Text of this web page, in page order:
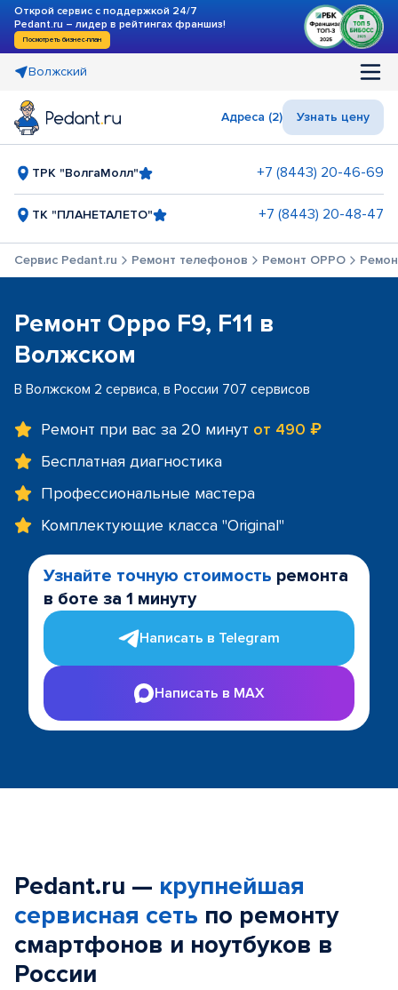
Открой сервис с поддержкой 24/7
Pedant.ru – лидер в рейтингах франшиз!
Посмотреть бизнес-план
Волжский
Адреса (2) Узнать цену
ТРК "ВолгаМолл" +7 (8443) 20-46-69
ТК "ПЛАНЕТАЛЕТО" +7 (8443) 20-48-47
Сервис Pedant.ru Ремонт телефонов Ремонт OPPO
Ремонт Oppo F9, F11 в
Волжском
В Волжском 2 сервиса, в России 707 сервисов
Ремонт при вас за 20 минут от 490 ₽
Бесплатная диагностика
Профессиональные мастера
Комплектующие класса "Original"
Узнайте точную стоимость ремонта
в боте за 1 минуту
Написать в Telegram
Написать в MAX
Pedant.ru — крупнейшая
сервисная сеть по ремонту
смартфонов и ноутбуков в
России